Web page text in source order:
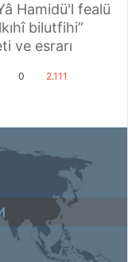
Hamidü'l fealü
bilutfihi”
ve esrarı
0 2.111